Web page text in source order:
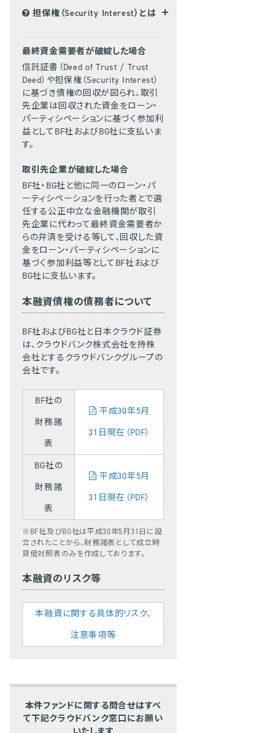
担保権（Security Interest）とは
最終資金需要者が破綻した場合
信託証書（Deed of Trust / Trust
Deed）や担保権（Security Interest）
に基づき債権の回収が図られ、取引
先企業は回収された資金をローン・
パーティシペーションに基づく参加利
益としてBF社およびBG社に支払いま
す。
取引先企業が破綻した場合
BF社・BG社と他に同一のローン・パ
ーティシペーションを行った者とで選
任する公正中立な金融機関が取引
先企業に代わって最終資金需要者か
らの弁済を受ける等して、回収した資
金をローン・パーティシペーションに
基づく参加利益等としてBF社および
BG社に支払います。
本融資債権の債務者について
BF社およびBG社と日本クラウド証券
は、クラウドバンク株式会社を持株
会社とするクラウドバンクグループの
会社です。
BF社の
財務諸
表
平成30年5月
31日現在（PDF）
BG社の
財務諸
表
平成30年5月
31日現在（PDF）
※BF社及びBG社は平成30年5月31日に設
立されたことから、財務諸表として成立時
貸借対照表のみを作成しております。
本融資のリスク等
本融資に関する具体的リスク、
注意事項等
本件ファンドに関する問合せはすべ
て下記クラウドバンク窓口にお願い